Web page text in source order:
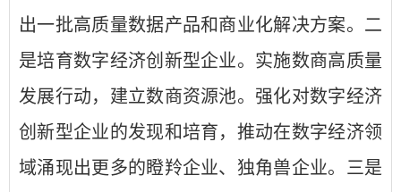
出一批高质量数据产品和商业化解决方案。二
是培育数字经济创新型企业。实施数商高质量
发展行动，建立数商资源池。强化对数字经济
创新型企业的发现和培育，推动在数字经济领
域涌现出更多的瞪羚企业、独角兽企业。三是